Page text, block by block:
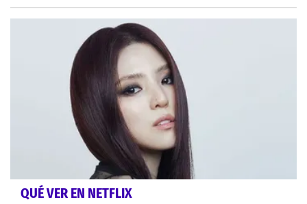
QUÉ VER EN NETFLIX